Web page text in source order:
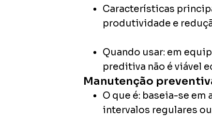
Características
produtividade e
Quando usar: em
preditiva não é viável
Manutenção
O que é: baseia-se em
intervalos regulares